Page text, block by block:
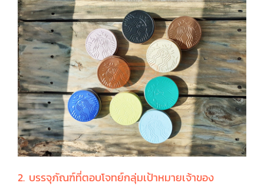
2. บรรจุภัณฑ์ที่ตอบโจทย์กลุ่มเป้าหมายเจ้าของ